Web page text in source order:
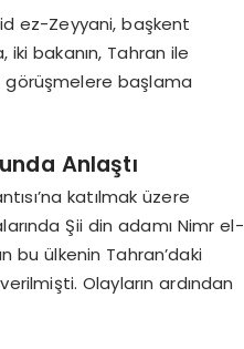
ez-Zeyyani, başkent
bakanın, Tahran ile
görüşmelere başlama
Anlaştı
katılmak üzere
Şii din adamı Nimr el-
bu ülkenin Tahran’daki
Olayların ardından